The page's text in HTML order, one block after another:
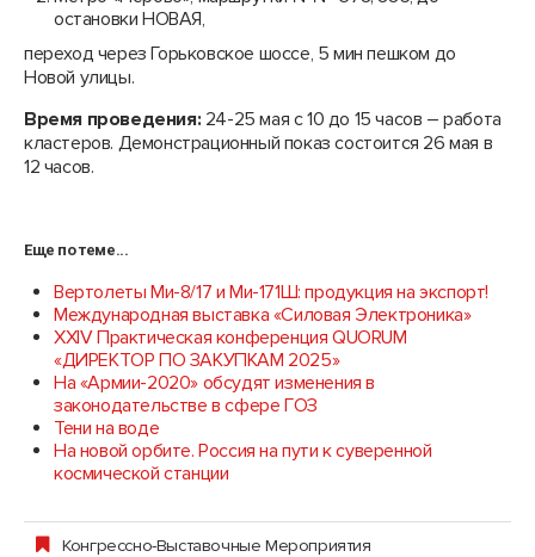
остановки НОВАЯ,
переход через Горьковское шоссе, 5 мин пешком до
Новой улицы.
Время проведения: 24-25 мая с 10 до 15 часов – работа
кластеров. Демонстрационный показ состоится 26 мая в
12 часов.
Еще по теме...
Вертолеты Ми-8/17 и Ми-171Ш: продукция на экспорт!
Международная выставка «Силовая Электроника»
XXIV Практическая конференция QUORUM
«ДИРЕКТОР ПО ЗАКУПКАМ 2025»
На «Армии-2020» обсудят изменения в
законодательстве в сфере ГОЗ
Тени на воде
На новой орбите. Россия на пути к суверенной
космической станции
Конгрессно-Выставочные Мероприятия